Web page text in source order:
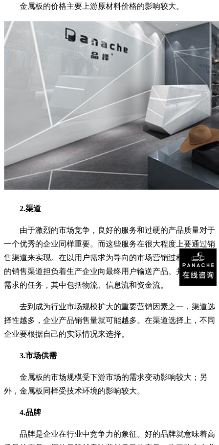
金属板的价格主要上游原材料价格的影响较大。
2.渠道
由于激烈的市场竞争，良好的服务和过硬的产品质量对于
一个优秀的企业同样重要。而这些服务在很大程度上要通过销
售渠道来实现。在以用户需求为导向的市场营销过程中，高效
的销售渠道担负着生产企业向最终用户输送产品、并反馈用户
需求的任务，其中包括物流、信息流和资金流。
去到成为行业市场规模扩大的重要营销因素之一，渠道选
择性越多，企业产品销售量就可能越多。在渠道选择上，不同
企业要根据自己的实际情况来选择。
3.市场供需
金属板的市场规模受下游市场的需求变动影响较大；另
外，金属板同样受技术环境的影响较大。
4.品牌
品牌是企业在行业中竞争力的象征。好的品牌就意味着高